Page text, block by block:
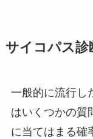
サイコパス
一般的に流行し
はいくつかの質
に当てはまる確